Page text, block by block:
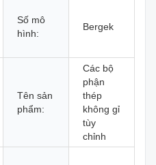
Số mô
hình:
Bergek
Tên sản
phẩm:
Các bộ
phận
thép
không gỉ
tùy
chỉnh